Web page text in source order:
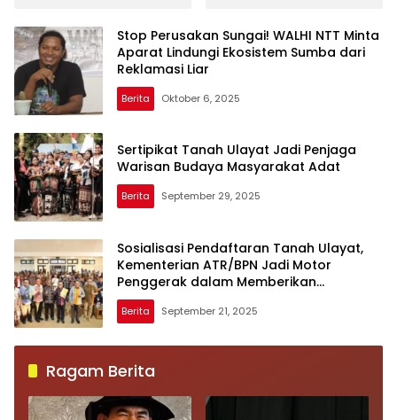
Stop Perusakan Sungai! WALHI NTT Minta
Aparat Lindungi Ekosistem Sumba dari
Reklamasi Liar
Berita Oktober 6, 2025
Sertipikat Tanah Ulayat Jadi Penjaga
Warisan Budaya Masyarakat Adat
Berita September 29, 2025
Sosialisasi Pendaftaran Tanah Ulayat,
Kementerian ATR/BPN Jadi Motor
Penggerak dalam Memberikan
Perlindungan bagi Masyarakat Hukum
Adat
Berita September 21, 2025
Ragam Berita